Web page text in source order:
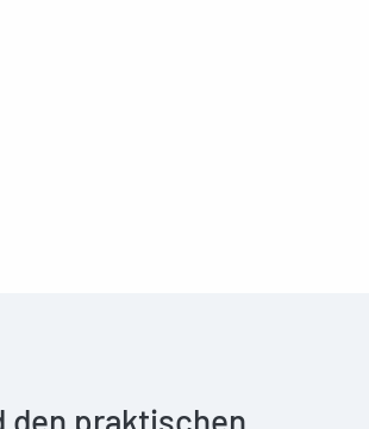
den praktischen